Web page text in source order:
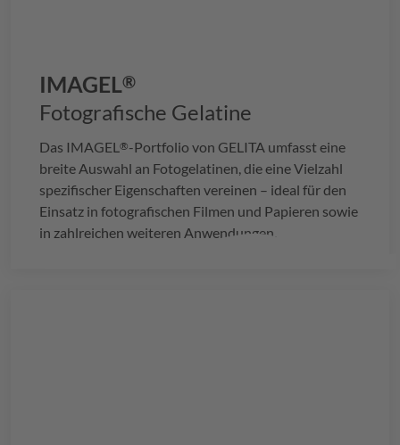
IMAGEL®
Fotografische Gelatine
Das IMAGEL ®-Portfolio von GELITA umfasst eine
breite Auswahl an Fotogelatinen, die eine Vielzahl
spezifischer Eigenschaften vereinen – ideal für den
Einsatz in fotografischen Filmen und Papieren sowie
in zahlreichen weiteren Anwendungen.